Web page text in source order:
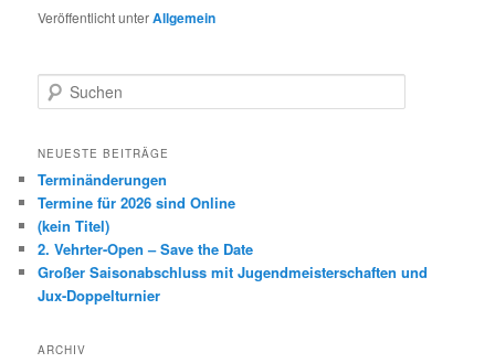
Veröffentlicht unterAllgemein
u
h
n
NEUESTE BEITRÄGE
Terminänderungen
Termine für 2026 sind Online
(kein Titel)
2. Vehrter-Open – Save the Date
Großer Saisonabschluss mit Jugendmeisterschaften und
Jux-Doppelturnier
ARCHIV